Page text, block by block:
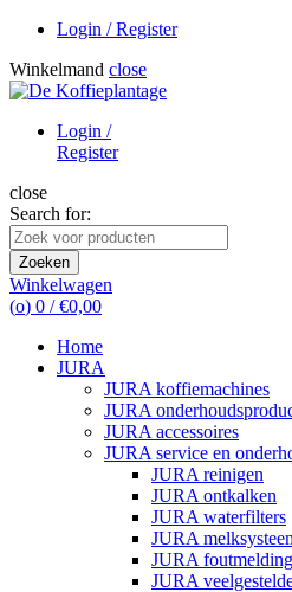
Login / Register
Winkelmand close
Login /
Register
close
Search for:
Zoeken
Winkelwagen
(o) 0 / €0,00
Home
JURA
JURA koffiemachines
JURA
JURA accessoires
JURA service en
JURA reinigen
JURA ontkalken
JURA waterfilters
JURA
JURA
JURA